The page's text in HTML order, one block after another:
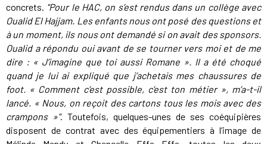
concrets. "Pour le HAC, on s’est rendus dans un collège avec
Oualid El Hajjam. Les enfants nous ont posé des questions et
à un moment, ils nous ont demandé si on avait des sponsors.
Oualid a répondu oui avant de se tourner vers moi et de me
dire : « J’imagine que toi aussi Romane ». Il a été choqué
quand je lui ai expliqué que j’achetais mes chaussures de
foot. « Comment c’est possible, c’est ton métier », m’a-t-il
lancé. « Nous, on reçoit des cartons tous les mois avec des
crampons »". Toutefois, quelques-unes de ses coéquipières
disposent de contrat avec des équipementiers à l’image de